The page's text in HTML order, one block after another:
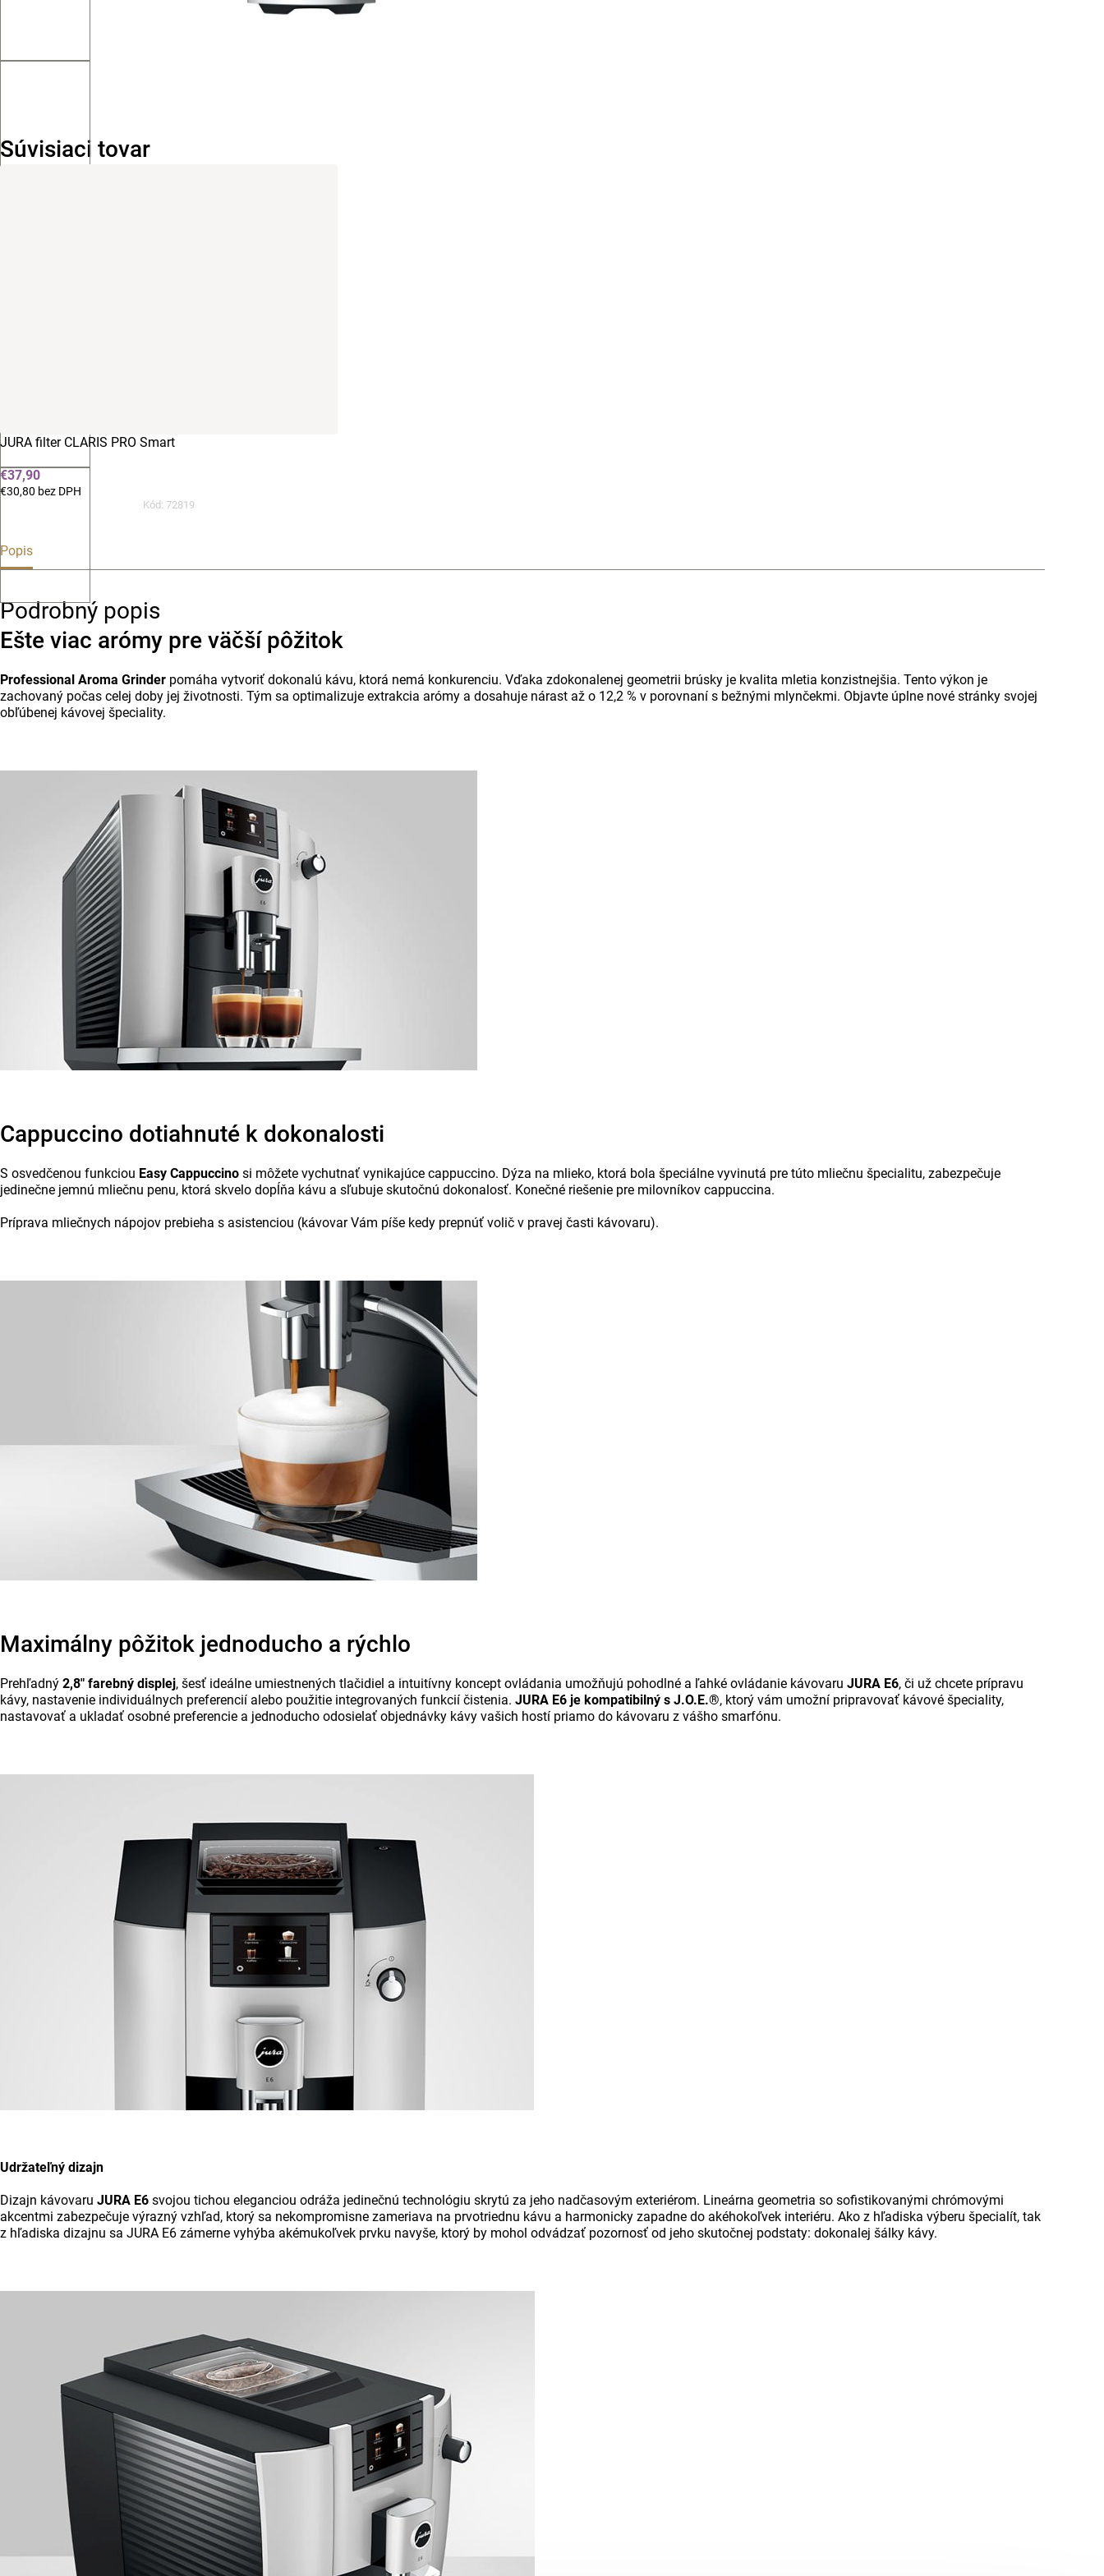
Súvisiaci tovar
JURA filter CLARIS PRO Smart
€30,80 bez DPH
€37,90
Kód: 72819
Popis
Podrobný popis
Ešte viac arómy pre väčší pôžitok
Professional Aroma Grinder pomáha vytvoriť dokonalú kávu, ktorá nemá konkurenciu. Vďaka zdokonalenej geometrii brúsky je kvalita mletia konzistnejšia. Tento výkon je
zachovaný počas celej doby jej životnosti. Tým sa optimalizuje extrakcia arómy a dosahuje nárast až o 12,2 % v porovnaní s bežnými mlynčekmi. Objavte úplne nové stránky svojej
obľúbenej kávovej špeciality.
Cappuccino dotiahnuté k dokonalosti
S osvedčenou funkciou Easy Cappuccino si môžete vychutnať vynikajúce cappuccino. Dýza na mlieko, ktorá bola špeciálne vyvinutá pre túto mliečnu špecialitu, zabezpečuje
jedinečne jemnú mliečnu penu, ktorá skvelo dopĺňa kávu a sľubuje skutočnú dokonalosť. Konečné riešenie pre milovníkov cappuccina.
Príprava mliečnych nápojov prebieha s asistenciou (kávovar Vám píše kedy prepnúť volič v pravej časti kávovaru).
Maximálny pôžitok jednoducho a rýchlo
Prehľadný 2,8" farebný displej, šesť ideálne umiestnených tlačidiel a intuitívny koncept ovládania umožňujú pohodlné a ľahké ovládanie kávovaru JURA E6, či už chcete prípravu
kávy, nastavenie individuálnych preferencií alebo použitie integrovaných funkcií čistenia. JURA E6 je kompatibilný s J.O.E.®, ktorý vám umožní pripravovať kávové špeciality,
nastavovať a ukladať osobné preferencie a jednoducho odosielať objednávky kávy vašich hostí priamo do kávovaru z vášho smarfónu.
Udržateľný dizajn
Dizajn kávovaru JURA E6 svojou tichou eleganciou odráža jedinečnú technológiu skrytú za jeho nadčasovým exteriérom. Lineárna geometria so sofistikovanými chrómovými
akcentmi zabezpečuje výrazný vzhľad, ktorý sa nekompromisne zameriava na prvotriednu kávu a harmonicky zapadne do akéhokoľvek interiéru. Ako z hľadiska výberu špecialít, tak
z hľadiska dizajnu sa JURA E6 zámerne vyhýba akémukoľvek prvku navyše, ktorý by mohol odvádzať pozornosť od jeho skutočnej podstaty: dokonalej šálky kávy.